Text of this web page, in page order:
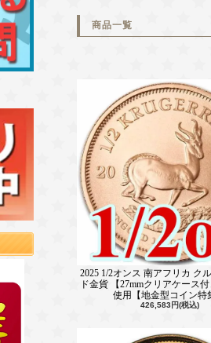
商品一覧
2025 1/2オンス 南アフリカ ク
ド金貨 【27mmクリアケース
使用【地金型コイン特
426,583円(税込)